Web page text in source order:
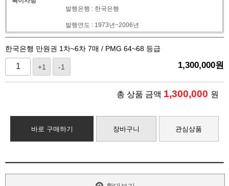
발행은행 : 한국은행
발행연도 : 1973년~2006년
한국은행 만원권 1차~6차 7매 / PMG 64~68 등급
+1 -1 1,300,000원
총 상품 금액 1,300,000 원
바로 구매하기 장바구니 관심상품